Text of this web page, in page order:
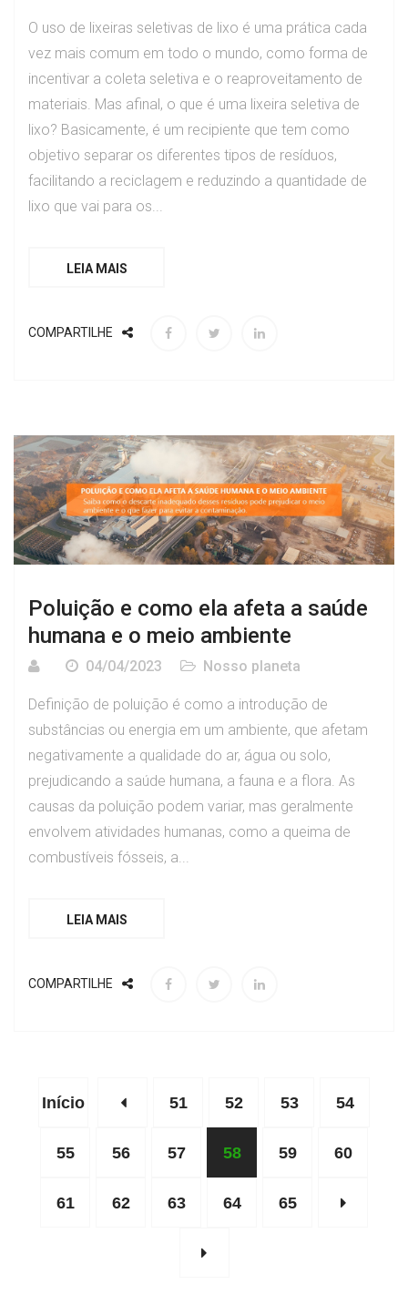
O uso de lixeiras seletivas de lixo é uma prática cada
vez mais comum em todo o mundo, como forma de
incentivar a coleta seletiva e o reaproveitamento de
materiais. Mas afinal, o que é uma lixeira seletiva de
lixo? Basicamente, é um recipiente que tem como
objetivo separar os diferentes tipos de resíduos,
facilitando a reciclagem e reduzindo a quantidade de
lixo que vai para os...
LEIA MAIS
COMPARTILHE
Poluição e como ela afeta a saúde
humana e o meio ambiente
04/04/2023 Nosso planeta
Definição de poluição é como a introdução de
substâncias ou energia em um ambiente, que afetam
negativamente a qualidade do ar, água ou solo,
prejudicando a saúde humana, a fauna e a flora. As
causas da poluição podem variar, mas geralmente
envolvem atividades humanas, como a queima de
combustíveis fósseis, a...
LEIA MAIS
COMPARTILHE
Início 51 52 53 54
55 56 57 58 59 60
61 62 63 64 65